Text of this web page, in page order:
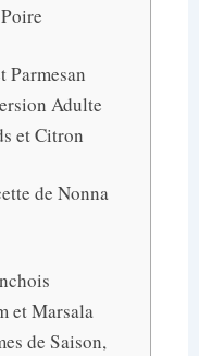
Parmesan
Adulte
et Citron
de Nonna
et Marsala
de Saison,